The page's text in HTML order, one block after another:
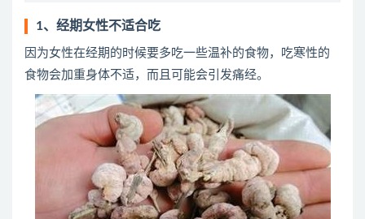
1、经期女性不适合吃
因为女性在经期的时候要多吃一些温补的食物，吃寒性的
食物会加重身体不适，而且可能会引发痛经。